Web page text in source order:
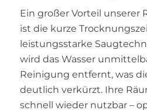
Ein großer Vorteil unserer
ist die kurze
leistungsstarke
wird das Wasser
Reinigung entfernt, was
deutlich verkürzt. Ihre
schnell wieder nutzbar –